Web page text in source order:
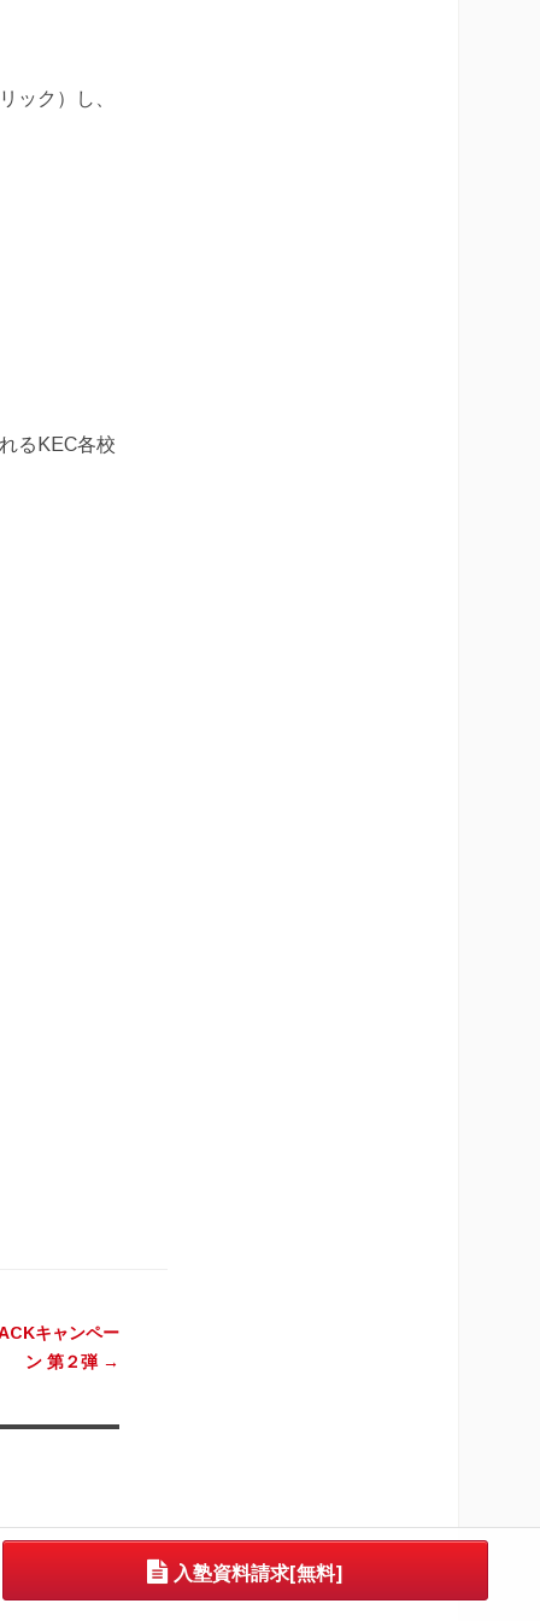
入塾資料請求[無料]
ック）し、
るKEC各校
キャンペー
ン 第２弾 →